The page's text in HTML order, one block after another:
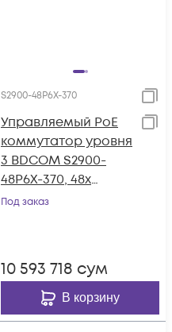
S2900-48P6X-370
Управляемый PoE
коммутатор уровня
3 BDCOM S2900-
48P6X-370, 48x
10/100/1000Base-T
Под заказ
10 593 718 сум
В корзину